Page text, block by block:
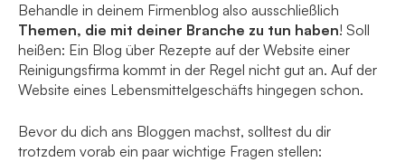
Behandle in deinem Firmenblog also ausschließlich
Themen, die mit deiner Branche zu tun haben! Soll
heißen: Ein Blog über Rezepte auf der Website einer
Reinigungsfirma kommt in der Regel nicht gut an. Auf der
Website eines Lebensmittelgeschäfts hingegen schon.
Bevor du dich ans Bloggen machst, solltest du dir
trotzdem vorab ein paar wichtige Fragen stellen: